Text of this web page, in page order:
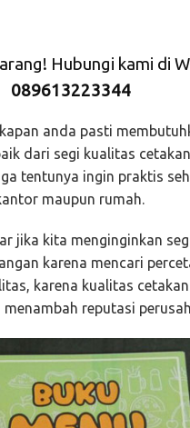
Hubungi kami di
089613223344
anda pasti
dari segi kualitas
tentunya ingin praktis
maupun rumah.
jika kita menginginkan
karena mencari
karena kualitas
reputasi